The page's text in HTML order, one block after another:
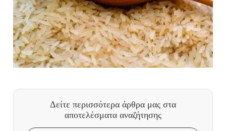
Δείτε περισσότερα άρθρα μας στα
αποτελέσματα αναζήτησης